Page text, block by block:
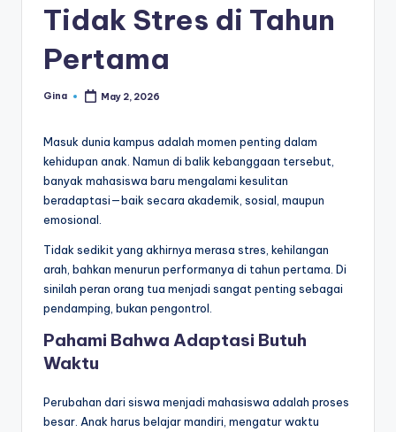
Tidak Stres di Tahun
Pertama
Posted
Gina May 2, 2026
Masuk dunia kampus adalah momen penting dalam
kehidupan anak. Namun di balik kebanggaan tersebut,
banyak mahasiswa baru mengalami kesulitan
beradaptasi—baik secara akademik, sosial, maupun
emosional.
Tidak sedikit yang akhirnya merasa stres, kehilangan
arah, bahkan menurun performanya di tahun pertama. Di
sinilah peran orang tua menjadi sangat penting sebagai
pendamping, bukan pengontrol.
Pahami Bahwa Adaptasi Butuh
Waktu
Perubahan dari siswa menjadi mahasiswa adalah proses
besar. Anak harus belajar mandiri, mengatur waktu